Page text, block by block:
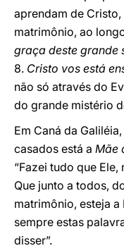
aprendam de Cristo,
matrimônio, ao
graça deste grande
8. Cristo vos está
não só através do
do grande mistério
Em Caná da
casados está a Mãe
“Fazei tudo que Ele,
Que junto a todos,
matrimônio, esteja a
sempre estas
disser”.